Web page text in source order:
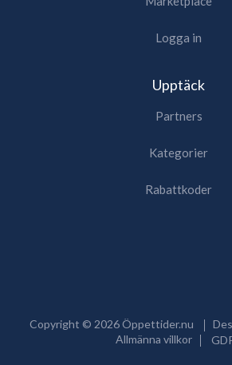
Logga in
Upptäck
Partners
Kategorier
Rabattkoder
Copyright © 2026Öppettider.nu
Allmänna villkor